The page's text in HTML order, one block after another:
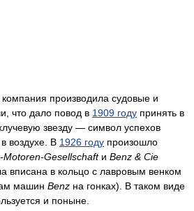
производила судовые и
что дало повод в 1909 году принять в
звезду — символ успехов
воздухе. В 1926 году произошло
Motoren-Gesellschaftи Benz & Cie
вписана в кольцо с лавровым венком
машин Benz на гонках). В таком виде
и поныне.